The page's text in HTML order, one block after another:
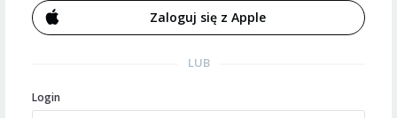
Zaloguj się z Apple
LUB
Login